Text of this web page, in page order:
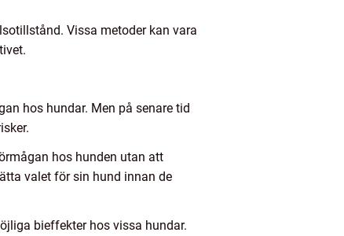
Vissa metoder kan vara
hos hundar. Men på senare tid
hos hunden utan att
valet för sin hund innan de
bieffekter hos vissa hundar.